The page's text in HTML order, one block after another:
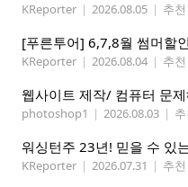
KReporter | 2026.08.05 | 추
[푸른투어] 6,7,8월 썸머할인
KReporter | 2026.08.04 | 추
photoshop1 | 2026.08.03 |
워싱턴주 23년! 믿을 수 있
KReporter | 2026.07.31 | 추